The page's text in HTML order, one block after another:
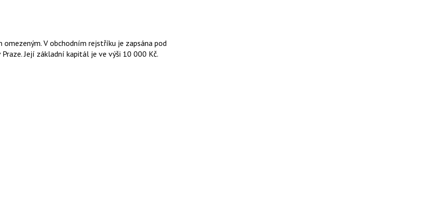
V obchodním rejstříku je zapsána pod
Její základní kapitál je ve výši 10 000 Kč.